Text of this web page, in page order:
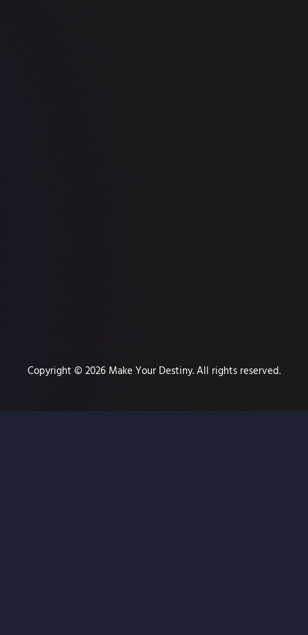
Copyright © 2026 Make Your Destiny. All rights reserved.